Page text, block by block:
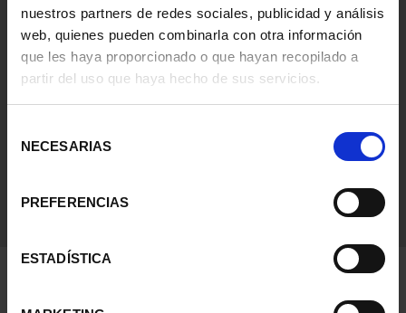
nuestros partners de redes sociales, publicidad y análisis
web, quienes pueden combinarla con otra información
que les haya proporcionado o que hayan recopilado a
partir del uso que haya hecho de sus servicios.
NECESARIAS
PREFERENCIAS
ESTADÍSTICA
Aviso Legal
Condiciones Legales